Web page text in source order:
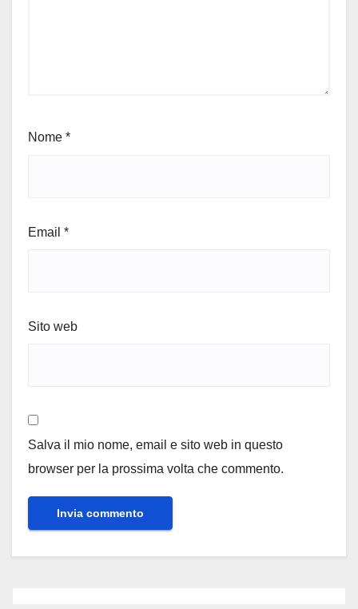
Nome *
Email *
Sito web
Salva il mio nome, email e sito web in questo
browser per la prossima volta che commento.